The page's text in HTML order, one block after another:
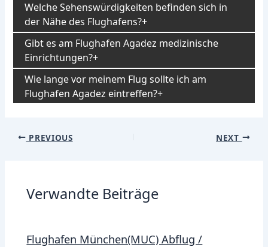
Welche Sehenswürdigkeiten befinden sich in
der Nähe des Flughafens?
Gibt es am Flughafen Agadez medizinische
Einrichtungen?
Wie lange vor meinem Flug sollte ich am
Flughafen Agadez eintreffen?
Post
PREVIOUS NEXT
Verwandte Beiträge
Flughafen München(MUC) Abflug /